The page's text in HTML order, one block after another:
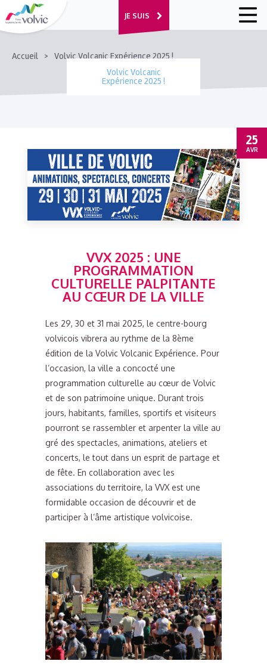
JE SUIS
FIL
D'ARIANE
Accueil
Volvic Volcanic Expérience 2025 !
Volvic Volcanic
Expérience 2025 !
25
AVR
VVX 2025 : UNE
PROGRAMMATION
CULTURELLE PALPITANTE
AU CŒUR DE LA VILLE
Les 29, 30 et 31 mai 2025, le centre-bourg
volvicois vibrera au rythme de la 8ème
édition de la Volvic Volcanic Expérience. Pour
l’occasion, la ville a concocté une
programmation culturelle au cœur de Volvic
et de son patrimoine unique. Durant trois
jours, habitants, familles, sportifs et visiteurs
pourront se rassembler et arpenter la ville au
gré des spectacles, animations, ateliers et
concerts, le tout dans un esprit de partage et
de fête. En collaboration avec les
associations du territoire, la VVX est une
formidable occasion de découvrir et de
participer à l’âme artistique volvicoise.